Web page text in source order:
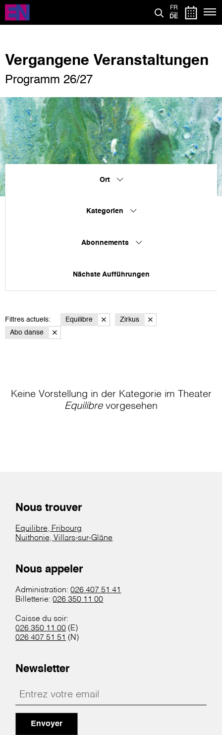
Direkt
zum
Inhalt
FR
DE
Vergangene Veranstaltungen
Programm 26/27
Ort
Kategorien
Abonnements
Nächste Aufführungen
Filtres actuels: Equilibre
Zirkus
Abo danse
Keine Vorstellung in der Kategorie im Theater
Equilibrevorgesehen
Nous trouver
Equilibre, Fribourg
Nuithonie, Villars-sur-Glâne
Nous appeler
Administration:026 407 51 41
Billetterie:026 350 11 00
Caisse du soir:
026 350 11 00 (E)
026 407 51 51 (N)
Newsletter
Envoyer